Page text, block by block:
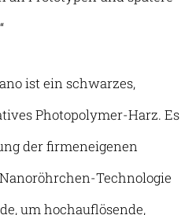
ist ein schwarzes,
Photopolymer-Harz. Es
der firmeneigenen
Technologie
um hochauflösende,